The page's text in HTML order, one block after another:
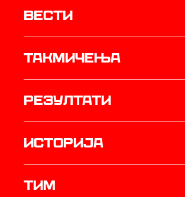
Вести
Такмичења
резултати
историја
ТИМ